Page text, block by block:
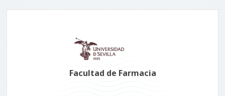
Facultad de Farmacia